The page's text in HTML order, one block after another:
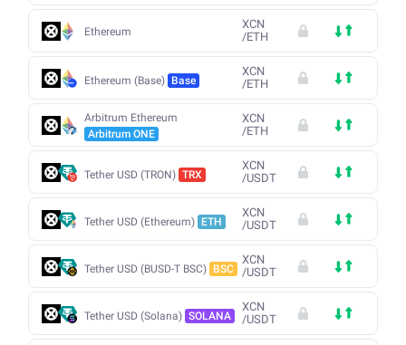
Ethereum
XCN
/ETH
Ethereum (Base) Base
XCN
/ETH
Arbitrum Ethereum
Arbitrum ONE
XCN
/ETH
Tether USD (TRON) TRX
XCN
/USDT
Tether USD (Ethereum) ETH
XCN
/USDT
Tether USD (BUSD-T BSC) BSC
XCN
/USDT
Tether USD (Solana) SOLANA
XCN
/USDT